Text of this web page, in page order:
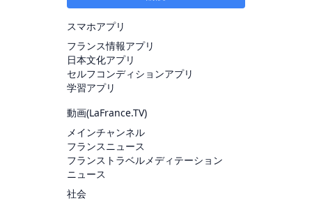
スマホアプリ
フランス情報アプリ
日本文化アプリ
セルフコンディションアプリ
学習アプリ
動画(LaFrance.TV)
メインチャンネル
フランスニュース
フランストラベルメディテーション
ニュース
社会